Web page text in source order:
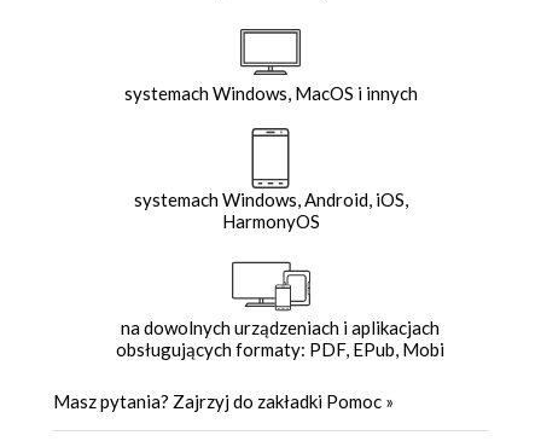
systemach Windows, MacOS i innych
systemach Windows, Android, iOS,
HarmonyOS
na dowolnych urządzeniach i aplikacjach
obsługujących formaty: PDF, EPub, Mobi
Masz pytania? Zajrzyj do zakładki Pomoc »